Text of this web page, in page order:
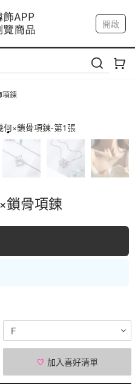
6 淡水捷運站
13 八里海巡基地
桃園青埔置地廣場
開啟
我的帳戶
項鍊
鎖骨項鍊
F
加入喜好清單